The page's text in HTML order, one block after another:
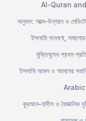
Al-Quran
অনুবাদ: আত্ম-উন্নয়ন ও
ইসলামি গবেষণা,
মুক্তিযুদ্ধে প্রথম
ইসলামি আমল ও আমলের
কুরআন-হাদীস ও বৈজ্ঞানিক